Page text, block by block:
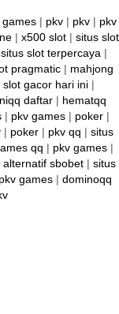
games | pkv | pkv | pkv
| x500 slot | situs slot
situs slot terpercaya |
pragmatic | mahjong
slot gacor hari ini|
daftar | hematqq
| pkv games| poker|
| poker | pkv qq | situs
qq | pkv games |
alternatif sbobet| situs
pkv games | dominoqq